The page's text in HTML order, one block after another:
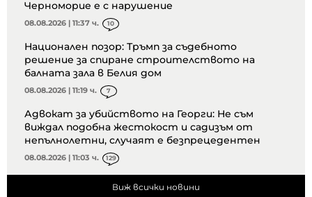
Черноморие е с нарушение
08.08.2026 | 11:37 ч. 10
Национален позор: Тръмп за съдебното
решение за спиране строителството на
балната зала в Белия дом
08.08.2026 | 11:19 ч. 7
Адвокат за убийството на Георги: Не съм
виждал подобна жестокост и садизъм от
непълнолетни, случаят е безпрецедентен
08.08.2026 | 11:03 ч. 129
Виж всички новини